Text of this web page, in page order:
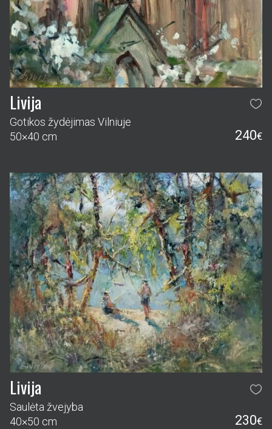
Livija
Gotikos žydėjimas Vilniuje
50×40 cm
240€
Livija
Saulėta žvejyba
40×50 cm
230€